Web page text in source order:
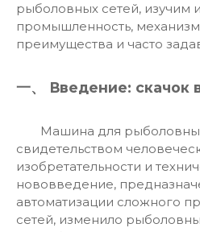
рыболовных сетей, изучим
промышленность,
преимущества и часто
一、 Введение: скачок
Машина для
свидетельством
изобретательности и
нововведение,
автоматизации сложного
сетей, изменило